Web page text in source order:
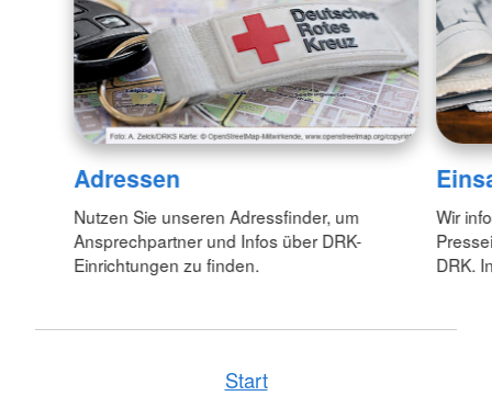
Adressen
Nutzen Sie unseren Adressfinder, um
Ansprechpartner und Infos über DRK-
Einrichtungen zu finden.
Wir
DRK.
Start